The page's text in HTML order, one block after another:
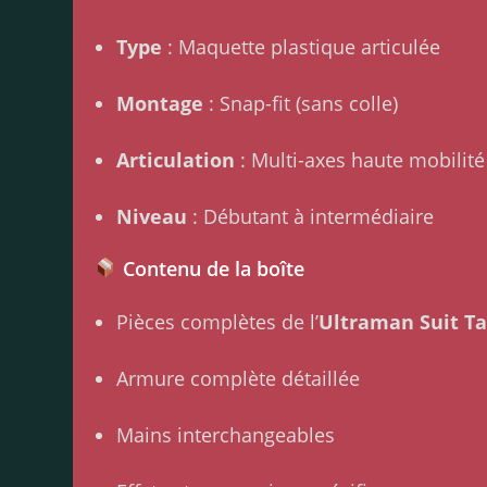
Type : Maquette plastique articulée
Montage : Snap-fit (sans colle)
Articulation : Multi-axes haute mobilité
Niveau : Débutant à intermédiaire
Contenu de la boîte
Pièces complètes de l’Ultraman Suit
Armure complète détaillée
Mains interchangeables